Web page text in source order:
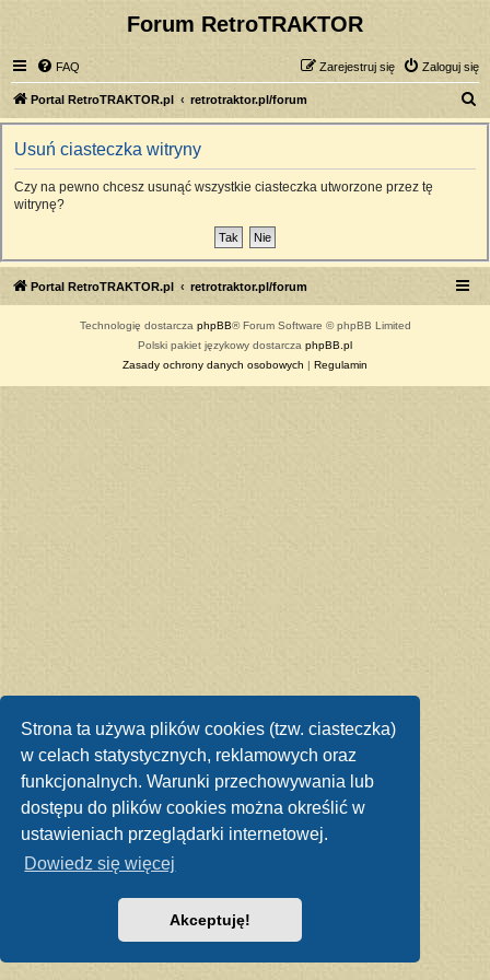
Strona ta używa plików cookies (tzw. ciasteczka)
w celach statystycznych, reklamowych oraz
funkcjonalnych. Warunki przechowywania lub
dostępu do plików cookies można określić w
ustawieniach przeglądarki internetowej.
Dowiedz się więcej
Akceptuję!
Forum RetroTRAKTOR
FAQ Zaloguj się
Zarejestruj się
Portal RetroTRAKTOR.pl retrotraktor.pl/forum
z
Usuń ciasteczka witryny
Czy na pewno chcesz usunąć wszystkie ciasteczka utworzone przez tę
witrynę?
Portal RetroTRAKTOR.pl retrotraktor.pl/forum
Technologię dostarcza phpBB® Forum Software © phpBB Limited
Polski pakiet językowy dostarcza phpBB.pl
Zasady ochrony danych osobowych | Regulamin